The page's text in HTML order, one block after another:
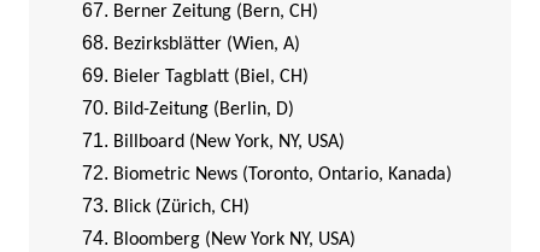
Berner Zeitung (Bern, CH)
Bezirksblätter (Wien, A)
Bieler Tagblatt (Biel, CH)
Bild-Zeitung (Berlin, D)
Billboard (New York, NY, USA)
Biometric News (Toronto, Ontario, Kanada)
Blick (Zürich, CH)
Bloomberg (New York NY, USA)